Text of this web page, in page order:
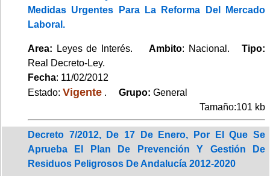
Medidas Urgentes Para La Reforma Del Mercado
Laboral.
Area: Leyes de Interés.Ambito: Nacional.Tipo:
Real Decreto-Ley.
Fecha: 11/02/2012
Estado: Vigente . Grupo: General
Tamaño:101 kb
Decreto 7/2012, De 17 De Enero, Por El Que Se
Aprueba El Plan De Prevención Y Gestión De
Residuos Peligrosos De Andalucía 2012-2020